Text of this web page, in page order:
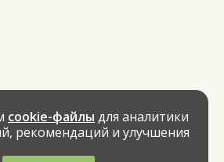
cookie-файлы для аналитики
рекомендаций и улучшения